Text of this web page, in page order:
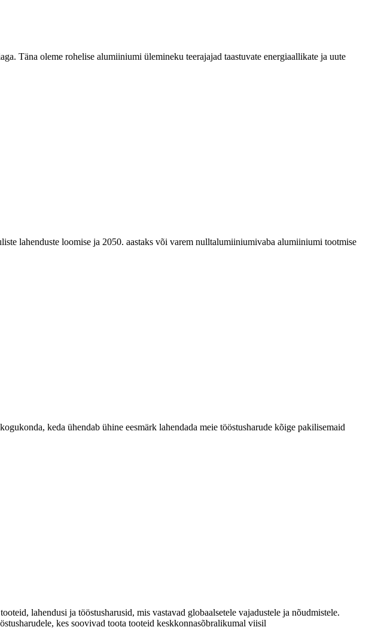
Täna oleme rohelise alumiiniumi ülemineku teerajajad taastuvate energiaallikate ja uute
lahenduste loomise ja 2050. aastaks või varem nulltalumiiniumivaba alumiiniumi tootmise
keda ühendab ühine eesmärk lahendada meie tööstusharude kõige pakilisemaid
lahendusi ja tööstusharusid, mis vastavad globaalsetele vajadustele ja nõudmistele.
kes soovivad toota tooteid keskkonnasõbralikumal viisil